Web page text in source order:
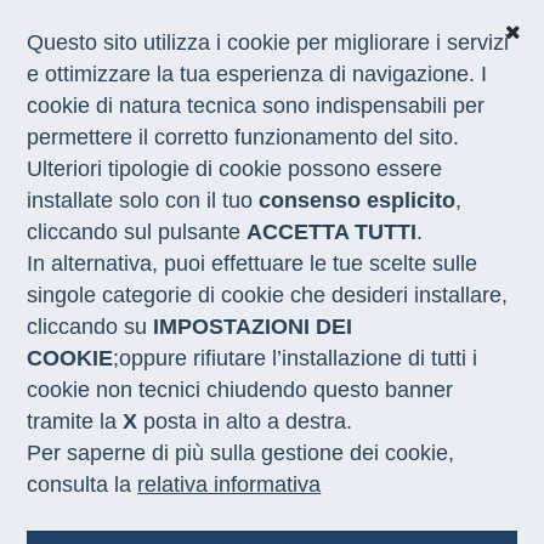
Home / Appuntamenti / Forum PA 2025
Sviluppo Lavoro Italia al
Forum della Pubblica
Amministrazione presente con
uno spazio espositivo e due
seminari nell’agenda ‘Talk e
Rubriche’
Data
19 maggio 2025
Sviluppo Lavoro Italia al
Forum della Pubblica
Questo sito utilizza i cookie per migliorare i servizi
e ottimizzare la tua esperienza di navigazione. I
cookie di natura tecnica sono indispensabili per
permettere il corretto funzionamento del sito.
Ulteriori tipologie di cookie possono essere
installate solo con il tuoconsenso esplicito,
cliccando sul pulsanteACCETTA TUTTI.
In alternativa, puoi effettuare le tue scelte sulle
singole categorie di cookie che desideri installare,
cliccando su IMPOSTAZIONI DEI
COOKIE;oppure rifiutare l’installazione di tutti i
cookie non tecnici chiudendo questo banner
tramite laX posta in alto a destra.
Per saperne di più sulla gestione dei cookie,
consulta la relativa informativa